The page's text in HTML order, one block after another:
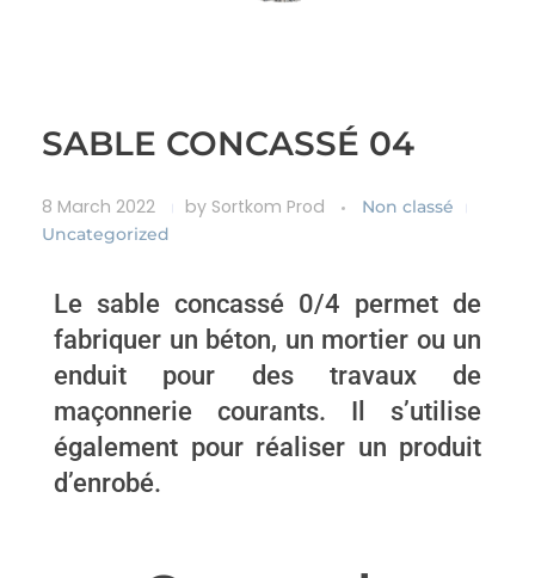
SABLE CONCASSÉ 04
8 March 2022 by Sortkom Prod
Non classé
Uncategorized
Le sable concassé 0/4 permet de
fabriquer un béton, un mortier ou un
enduit pour des travaux de
maçonnerie courants. Il s’utilise
également pour réaliser un produit
d’enrobé.